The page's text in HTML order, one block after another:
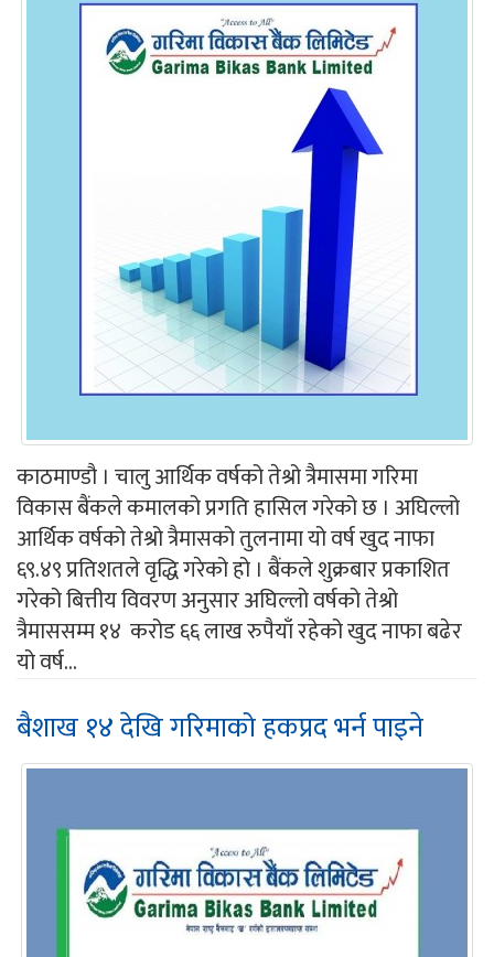
काठमाण्डौ । चालु आर्थिक वर्षको तेश्रो त्रैमासमा गरिमा
विकास बैंकले कमालको प्रगति हासिल गरेको छ । अघिल्लो
आर्थिक वर्षको तेश्रो त्रैमासको तुलनामा यो वर्ष खुद नाफा
६९.४९ प्रतिशतले वृद्धि गरेको हो । बैंकले शुक्रबार प्रकाशित
गरेको बित्तीय विवरण अनुसार अघिल्लो वर्षको तेश्रो
त्रैमाससम्म १४ करोड ६६ लाख रुपैयाँ रहेको खुद नाफा बढेर
यो वर्ष...
बैशाख १४ देखि गरिमाको हकप्रद भर्न पाइने